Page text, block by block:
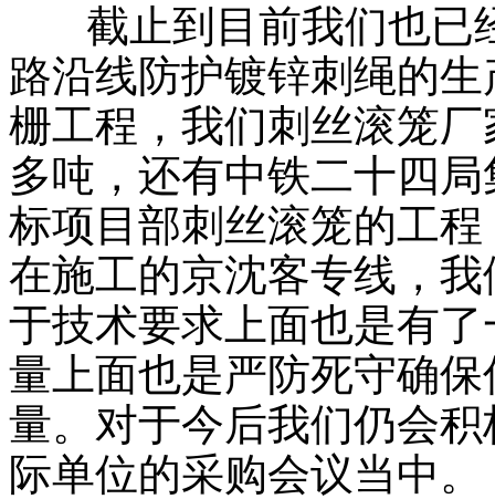
截止到目前我们也已
路沿线防护镀锌刺绳的
栅工程，我们刺丝滚笼
多吨，还有中铁二十四
标项目部刺丝滚笼的工
在施工的京沈客专线，
于技术要求上面也是有
量上面也是严防死守确
量。对于今后我们仍会
际单位的采购会议当中。